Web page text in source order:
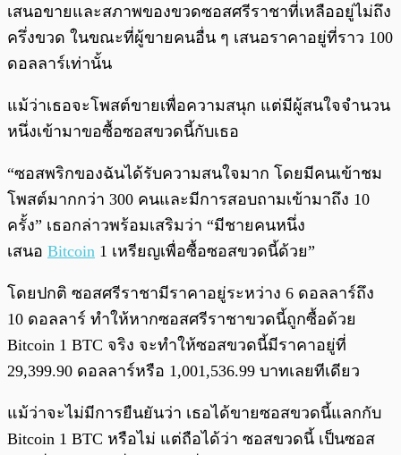
เสนอขายและสภาพของขวดซอสศรีราชาที่เหลืออยู่ไม่ถึง
ครึ่งขวด ในขณะที่ผู้ขายคนอื่น ๆ เสนอราคาอยู่ที่ราว 100
ดอลลาร์เท่านั้น
แม้ว่าเธอจะโพสต์ขายเพื่อความสนุก แต่มีผู้สนใจจำนวน
หนึ่งเข้ามาขอซื้อซอสขวดนี้กับเธอ
“ซอสพริกของฉันได้รับความสนใจมาก โดยมีคนเข้าชม
โพสต์มากกว่า 300 คนและมีการสอบถามเข้ามาถึง 10
ครั้ง” เธอกล่าวพร้อมเสริมว่า “มีชายคนหนึ่ง
เสนอ Bitcoin 1 เหรียญเพื่อซื้อซอสขวดนี้ด้วย”
โดยปกติ ซอสศรีราชามีราคาอยู่ระหว่าง 6 ดอลลาร์ถึง
10 ดอลลาร์ ทำให้หากซอสศรีราชาขวดนี้ถูกซื้อด้วย
Bitcoin 1 BTC จริง จะทำให้ซอสขวดนี้มีราคาอยู่ที่
29,399.90 ดอลลาร์หรือ 1,001,536.99 บาทเลยทีเดียว
แม้ว่าจะไม่มีการยืนยันว่า เธอได้ขายซอสขวดนี้แลกกับ
Bitcoin 1 BTC หรือไม่ แต่ถือได้ว่า ซอสขวดนี้ เป็นซอส